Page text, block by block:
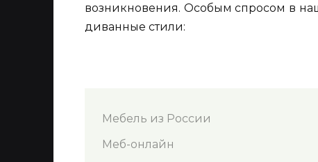
возникновения. Особым спросом в
диванные стили:
Мебель из России
Меб-онлайн